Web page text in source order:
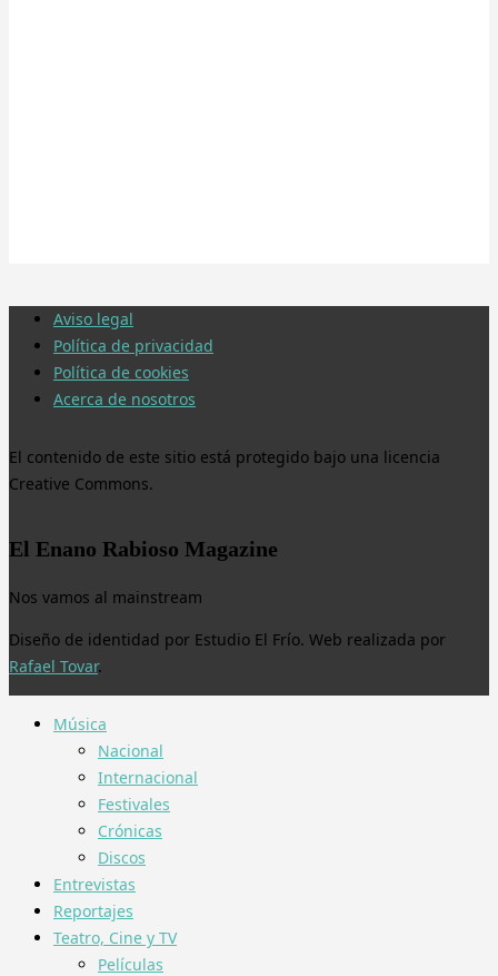
Aviso legal
Política de privacidad
Política de cookies
Acerca de nosotros
El contenido de este sitio está protegido bajo una licencia
Creative Commons.
El Enano Rabioso Magazine
Nos vamos al mainstream
Diseño de identidad por Estudio El Frío. Web realizada por
Rafael Tovar.
Música
Nacional
Internacional
Festivales
Crónicas
Discos
Entrevistas
Reportajes
Teatro, Cine y TV
Películas